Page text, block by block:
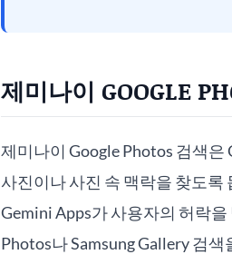
제미나이 GOOGLE
제미나이 Google Photos 검색
사진이나 사진 속 맥락을 찾도록
Gemini Apps가 사용자의 허락
Photos나 Samsung Gallery 검색